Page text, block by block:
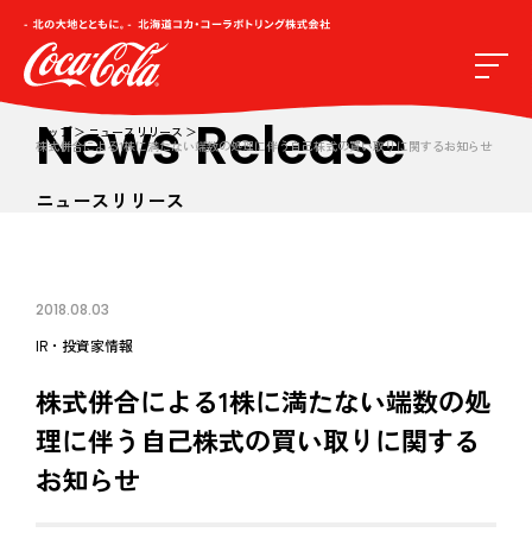
トップ
ニュースリリース
株式併合による1株に満たない端数の処理に伴う自己株式の買い取りに関するお知らせ
News Release
ニュースリリース
2018.08.03
IR・投資家情報
株式併合による1株に満たない端数の処
理に伴う自己株式の買い取りに関する
お知らせ